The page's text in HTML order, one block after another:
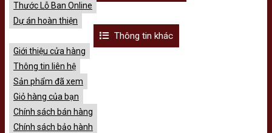
Thước Lỗ Ban Online
Dự án hoàn thiện
Thông tin khác
Giới thiệu cửa hàng
Thông tin liên hệ
Sản phẩm đã xem
Giỏ hàng của bạn
Chính sách bán hàng
Chính sách bảo hành